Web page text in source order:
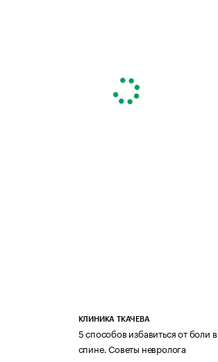
КЛИНИКА ТКАЧЕВА
5 способов избавиться от боли в
спине. Советы невролога